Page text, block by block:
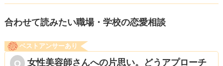
正解はないので、ご自身が後悔しない道を選んで欲しいな
やらぬ後悔はずっと今後も引っかかってきますよ…！
合わせて読みたい職場・学校の恋愛相談
ベストアンサーあり
女性美容師さんへの片思い。どうアプローチ